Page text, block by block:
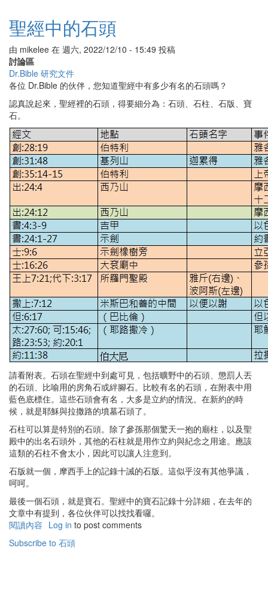
經
的
石
聖經中的石頭
由 mikelee 在 週六, 2022/12/10 - 15:49 投稿
討論區
Dr.Bible 研究文件
各位 Dr.Bible 的伙伴，您知道聖經中有多少有名的石頭嗎？
認真說起來，聖經裡的石頭，得要細分為：石頭、石柱、石版、寶
石。
請看附表。石頭在聖經中到處可見，包括曠野中的石頭、懲罰人丟
的石頭、比喻用的房角石或絆腳石。比較有名的石頭，在附表中用
藍色底標住。這些石頭會有名，大多是立約的情況。在新約的時
候，就是耶穌與拉撒路的墳墓石頭了。
石柱可以算是特別的石頭。除了參孫那個驚天一抱的廟柱，以及聖
殿中的出名石頭外，其他的石柱就是用作立約與紀念之用途。應該
這類的石柱不會太小，因此可以讓人注意到。
石版就一個，摩西手上的記錄十誡的石版。這似乎沒有其他爭議，
呵呵。
最後一個石頭，就是寶石。聖經中的寶石記錄十分詳細，在去年的
文章中有提到，各位伙伴可以找找看囉。
閱讀內容 有
聖
Log in to post comments
Subscribe to 石頭